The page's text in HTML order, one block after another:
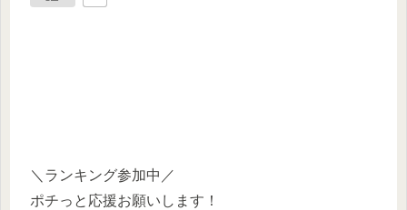
＼ランキング参加中／
ポチっと応援お願いします！